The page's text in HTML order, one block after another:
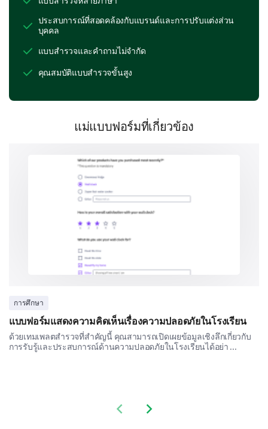
1 2 3 4
Transparency of pricing
What payment methods do you usually use for
our services?
Credit/Debit card
Mobile payment
Recommendations & Suggestions
What improvements would you like to see in
our services?
ประสบการณ์ที่สอดคล้องกับแบรนด์และการปรับแต่งส่วน
บุคคล
แบบสำรวจและคำถามไม่จำกัด
คุณสมบัติแบบสำรวจขั้นสูง
แม่แบบฟอร์มที่เกี่ยวข้อง
การศึกษา
แบบฟอร์มแสดงความคิดเห็นเรื่องความปลอดภัยในโรงเรียน
ด้วยเทมเพลตสำรวจที่สำคัญนี้ คุณสามารถเปิดเผยข้อมูลเชิงลึกเกี่ยวกับ
การรับรู้และประสบการณ์ด้านความปลอดภัยในโรงเรียนได้อย่า ...
Previous slide
Next slide